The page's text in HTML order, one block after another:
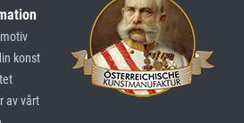
motiv
konst
av vårt